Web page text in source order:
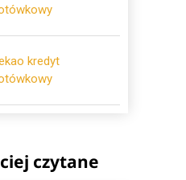
kredyt
czytane